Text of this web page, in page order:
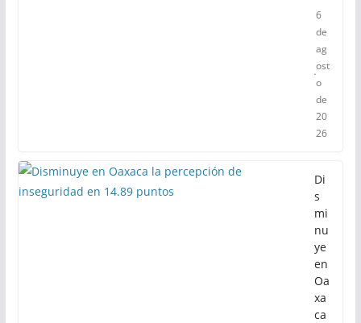
6
de
ag
ost
o
de
20
26
Di
s
mi
nu
ye
en
Oa
xa
ca